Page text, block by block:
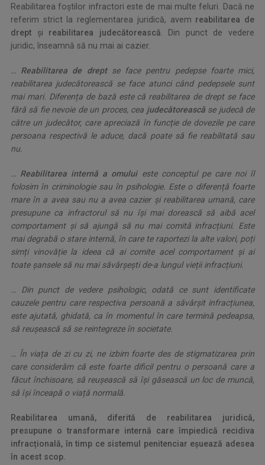
Reabilitarea foştilor infractori este de mai multe feluri. Dacă ne
referim strict la reglementarea juridică, avem reabilitarea de
drept și reabilitarea judecătorească. Din punct de vedere
juridic, înseamnă să nu mai ai cazier.
… Reabilitarea de dreptse face pentru pedepse foarte mici,
reabilitarea judecătorească se face atunci când pedepsele sunt
mai mari. Diferența de bază este că reabilitarea de drept se face
fără să fie nevoie de un proces, cea judecătoreascăse judecă de
către un judecător, care apreciază în funcție de dovezile pe care
persoana respectivă le aduce, dacă poate să fie reabilitată sau
nu.
… Reabilitarea internă a omului este conceptul pe care noi îl
folosim în criminologie sau în psihologie. Este o diferență foarte
mare în a avea sau nu a avea cazier și reabilitarea umană, care
presupune ca infractorul să nu își mai dorească să aibă acel
comportament și să ajungă să nu mai comită infracțiuni. Este
mai degrabă o stare internă, în care te raportezi la alte valori, poți
simți vinovăție la ideea că ai comite acel comportament și ai
toate șansele să nu mai săvârșești de-a lungul vieții infracțiuni.
… Din punct de vedere psihologic, odată ce sunt identificate
cauzele pentru care respectiva persoană a săvârșit infracțiunea,
este ajutată, ghidată, ca în momentul în care termină pedeapsa,
să reușească să se reintegreze în societate.
… În viața de zi cu zi, ne izbim foarte des de stigmatizarea prin
care considerăm că este foarte dificil pentru o persoană care a
făcut închisoare, să reușească să își găsească un loc de muncă,
să își înceapă o viață normală.
Reabilitarea umană, diferită de reabilitarea juridică,
presupune o transformare internă care împiedică recidiva
infracțională, în timp ce sistemul penitenciar eșuează adesea
în acest scop.